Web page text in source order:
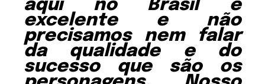
aqui no Brasil é
excelente e não
precisamos nem falar
da qualidade e do
sucesso que são os